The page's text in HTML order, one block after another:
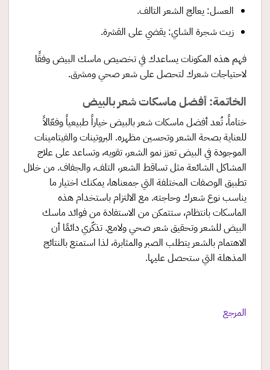
العسل: يعالج الشعر التالف.
زيت شجرة الشاي: يقضي على القشرة.
فهم هذه المكونات يساعدك في تخصيص ماسك البيض وفقًا
لاحتياجات شعرك لتحصل على شعر صحي ومشرق.
الخاتمة: أفضل ماسكات شعر بالبيض
ختاماً، تُعد أفضل ماسكات شعر بالبيض خياراً طبيعياً وفعّالاً
للعناية بصحة الشعر وتحسين مظهره. البروتينات والفيتامينات
الموجودة في البيض تعزز نمو الشعر، تقويه، وتساعد على علاج
المشاكل الشائعة مثل تساقط الشعر، التلف، والجفاف. من خلال
تطبيق الوصفات المختلفة التي جمعناها، يمكنك اختيار ما
يناسب نوع شعرك وحاجته. مع الالتزام باستخدام هذه
الماسكات بانتظام، ستتمكن من الاستفادة من فوائد ماسك
البيض للشعر وتحقيق شعر صحي ولامع. تذكّري دائمًا أن
الاهتمام بالشعر يتطلب الصبر والمثابرة، لذا استمتع بالنتائج
المذهلة التي ستحصل عليها.
المرجع